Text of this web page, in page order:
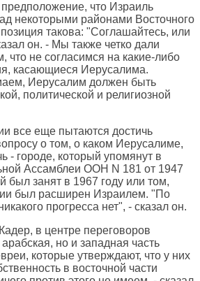
что Израиль
некоторыми районами Восточного
такова: "Соглашайтесь, или
он. - Мы также четко дали
что не согласимся на какие-либо
касающиеся Иерусалима.
Иерусалим должен быть
политической и религиозной
все еще пытаются достичь
о том, о каком Иерусалиме,
- городе, который упомянут в
Ассамблеи ООН N 181 от 1947
был занят в 1967 году или том,
был расширен Израилем. "По
прогресса нет", - сказал он.
в центре переговоров
но и западная часть
которые утверждают, что у них
в восточной части